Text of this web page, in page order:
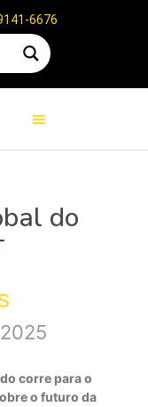
6676
do
corre para o
o futuro da